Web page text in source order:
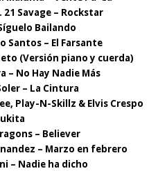
Savage – Rockstar
Bailando
Santos – El Farsante
(Versión piano y cuerda)
– No Hay Nadie Más
– La Cintura
Play-N-Skillz & Elvis Crespo
– Believer
– Marzo en febrero
– Nadie ha dicho